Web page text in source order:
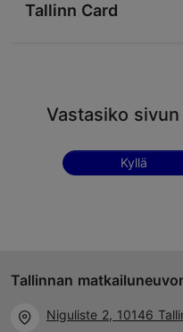
Tallinn Card
Vastasiko
Kyllä
Tallinnan
Niguliste 2, 10146